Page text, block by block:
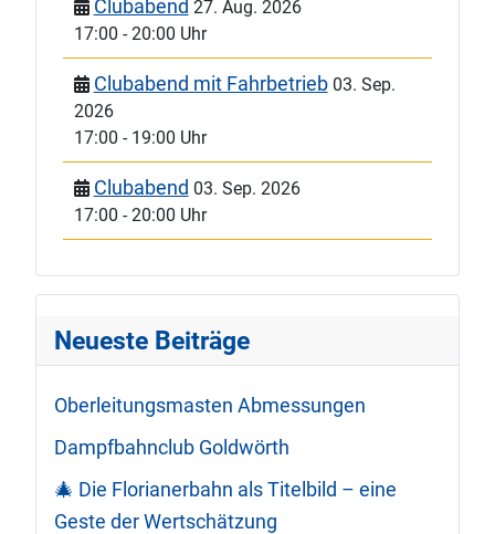
Clubabend 27. Aug. 2026
17:00 -20:00 Uhr
Clubabend mit Fahrbetrieb 03. Sep.
2026
17:00 - 19:00 Uhr
Clubabend 03. Sep. 2026
17:00 -20:00 Uhr
Neueste Beiträge
Oberleitungsmasten Abmessungen
Dampfbahnclub Goldwörth
🎄 Die Florianerbahn als Titelbild – eine
Geste der Wertschätzung